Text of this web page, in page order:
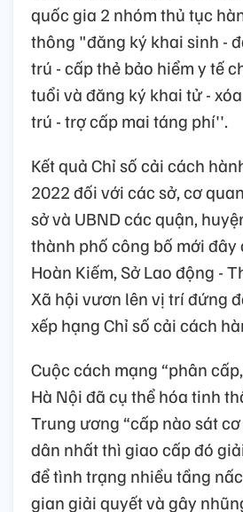
quốc gia 2 nhóm thủ tục
thông "đăng ký khai sinh -
trú - cấp thẻ bảo hiểm y tế
tuổi và đăng ký khai tử -
trú - trợ cấp mai táng phí''.
Kết quả Chỉ số cải cách
2022 đối với các sở, cơ
sở và UBND các quận,
thành phố công bố mới đây
Hoàn Kiếm, Sở Lao động -
Xã hội vươn lên vị trí đứng
xếp hạng Chỉ số cải cách
Cuộc cách mạng “phân
Hà Nội đã cụ thể hóa tinh
Trung ương “cấp nào sát
dân nhất thì giao cấp đó
để tình trạng nhiều tầng
gian giải quyết và gây